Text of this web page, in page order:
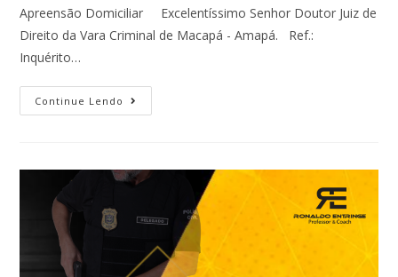
Apreensão Domiciliar Excelentíssimo Senhor Doutor Juiz de
Direito da Vara Criminal de Macapá - Amapá. Ref.:
Inquérito…
Continue Lendo